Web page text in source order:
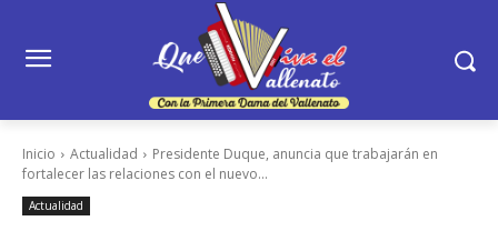
Inicio Actualidad
Presidente Duque, anuncia que trabajarán en
fortalecer las relaciones con el nuevo...
Actualidad